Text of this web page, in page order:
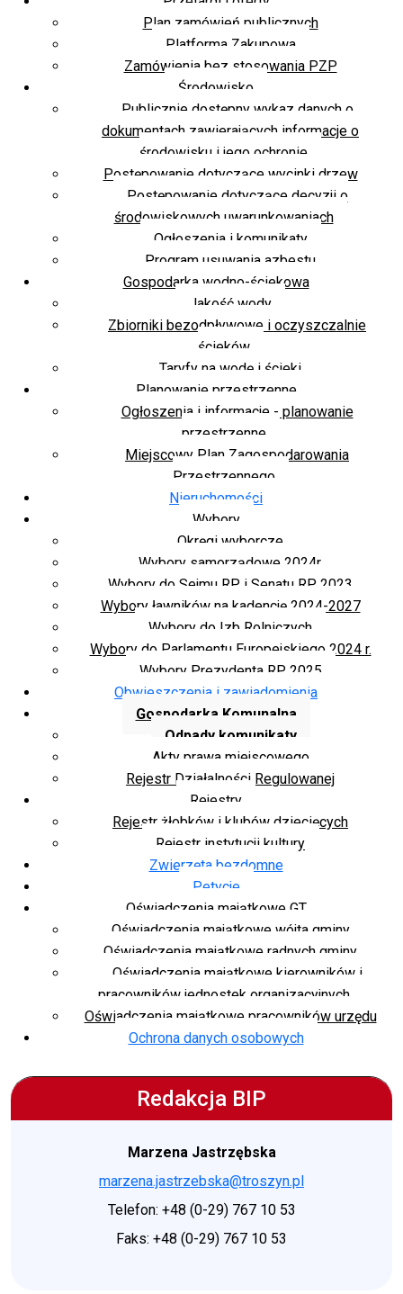
Plan zamówień publicznych
Platforma Zakupowa
Zamówienia bez stosowania PZP
Środowisko
Publicznie dostępny wykaz danych o
dokumentach zawierających informacje o
środowisku i jego ochronie
Postępowanie dotyczące wycinki drzew
Postępowanie dotyczące decyzji o
środowiskowych uwarunkowaniach
Ogłoszenia i komunikaty
Program usuwania azbestu
Gospodarka wodno-ściekowa
Jakość wody
Zbiorniki bezodpływowe i oczyszczalnie
ścieków
Taryfy na wodę i ścieki
Planowanie przestrzenne
Ogłoszenia i informacje - planowanie
przestrzenne
Miejscowy Plan Zagospodarowania
Przestrzennego
Nieruchomości
Wybory
Okręgi wyborcze
Wybory samorządowe 2024r.
Wybory do Sejmu RP i Senatu RP 2023
Wybory ławników na kadencję 2024-2027
Wybory do Izb Rolniczych
Wybory do Parlamentu Europejskiego 2024 r.
Wybory Prezydenta RP 2025
Obwieszczenia i zawiadomienia
Gospodarka Komunalna
Odpady komunikaty
Akty prawa miejscowego
Rejestr Działalności Regulowanej
Rejestry
Rejestr żłobków i klubów dziecięcych
Rejestr instytucji kultury
Zwierzęta bezdomne
Petycje
Oświadczenia majątkowe GT
Oświadczenia majątkowe wójta gminy
Oświadczenia majątkowe radnych gminy
Oświadczenia majątkowe kierowników i
pracowników jednostek organizacyjnych
Oświadczenia majątkowe pracowników urzędu
Ochrona danych osobowych
Redakcja BIP
Marzena Jastrzębska
marzena.jastrzebska@troszyn.pl
Telefon: +48 (0-29) 767 10 53
Faks: +48 (0-29) 767 10 53